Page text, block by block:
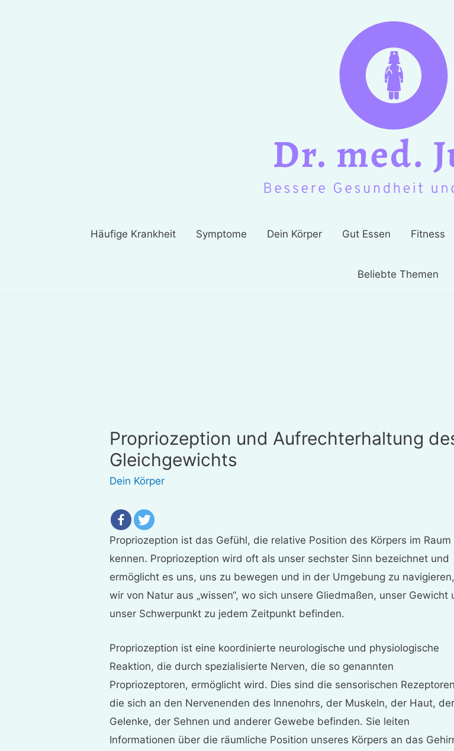
Häufige Krankheit Symptome Dein Körper Gut Essen Fitness
Beliebte Themen
Propriozeption und Aufrechterhaltung
Gleichgewichts
Dein Körper
Propriozeption ist das Gefühl, die relative Position des Körpers im Raum
kennen. Propriozeption wird oft als unser sechster Sinn bezeichnet und
ermöglicht es uns, uns zu bewegen und in der Umgebung zu
wir von Natur aus „wissen“, wo sich unsere Gliedmaßen, unser Gewicht
unser Schwerpunkt zu jedem Zeitpunkt befinden.
Propriozeption ist eine koordinierte neurologische und physiologische
Reaktion, die durch spezialisierte Nerven, die so genannten
Propriozeptoren, ermöglicht wird. Dies sind die sensorischen
die sich an den Nervenenden des Innenohrs, der Muskeln, der Haut, der
Gelenke, der Sehnen und anderer Gewebe befinden. Sie leiten
Informationen über die räumliche Position unseres Körpers an das